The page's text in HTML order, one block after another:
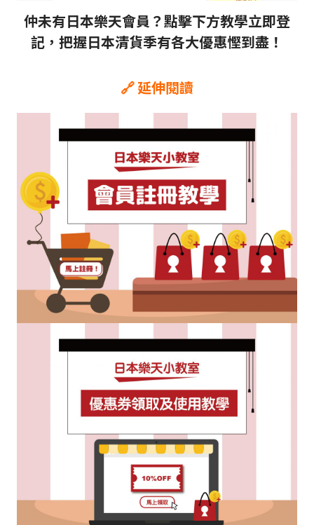
仲未有日本樂天會員？點擊下方教學立即登
記，把握日本清貨季有各大優惠慳到盡！
🔗 延伸閱讀